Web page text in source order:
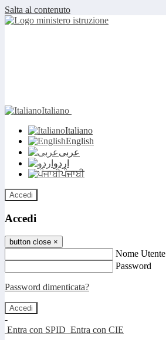
Salta al contenuto
Italiano
Italiano
English
عربى
اردو
ਪੰਜਾਬੀ
Accedi
Accedi
button close ×
Nome Utente
Password
Password dimenticata?
-
Entra con SPID Entra con CIE